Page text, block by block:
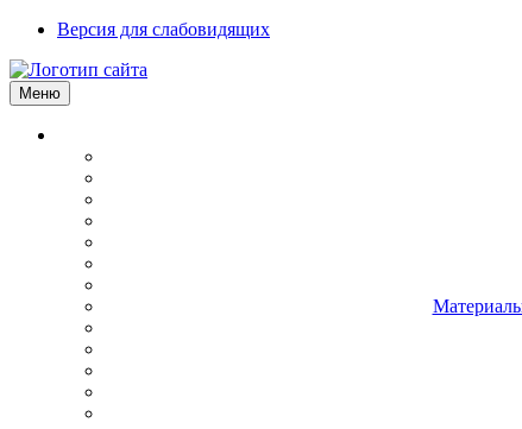
Версия для слабовидящих
Меню